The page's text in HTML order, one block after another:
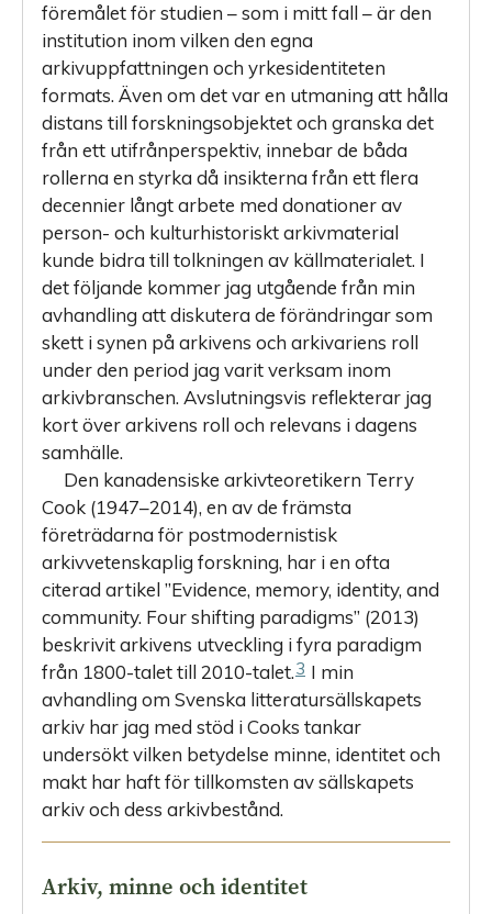
föremålet för studien – som i mitt fall – är den
institution inom vilken den egna
arkivuppfattningen och yrkesidentiteten
formats. Även om det var en utmaning att hålla
distans till forskningsobjektet och granska det
från ett utifrånperspektiv, innebar de båda
rollerna en styrka då insikterna från ett flera
decennier långt arbete med donationer av
person- och kulturhistoriskt arkivmaterial
kunde bidra till tolkningen av källmaterialet. I
det följande kommer jag utgående från min
avhandling att diskutera de förändringar som
skett i synen på arkivens och arkivariens roll
under den period jag varit verksam inom
arkivbranschen. Avslutningsvis reflekterar jag
kort över arkivens roll och relevans i dagens
samhälle.
Den kanadensiske arkivteoretikern Terry
Cook (1947–2014), en av de främsta
företrädarna för postmodernistisk
arkivvetenskaplig forskning, har i en ofta
citerad artikel ”Evidence, memory, identity, and
community. Four shifting paradigms” (2013)
beskrivit arkivens utveckling i fyra paradigm
från 1800-talet till 2010-talet.3 I min
avhandling om Svenska litteratursällskapets
arkiv har jag med stöd i Cooks tankar
undersökt vilken betydelse minne, identitet och
makt har haft för tillkomsten av sällskapets
arkiv och dess arkivbestånd.
Arkiv, minne och identitet